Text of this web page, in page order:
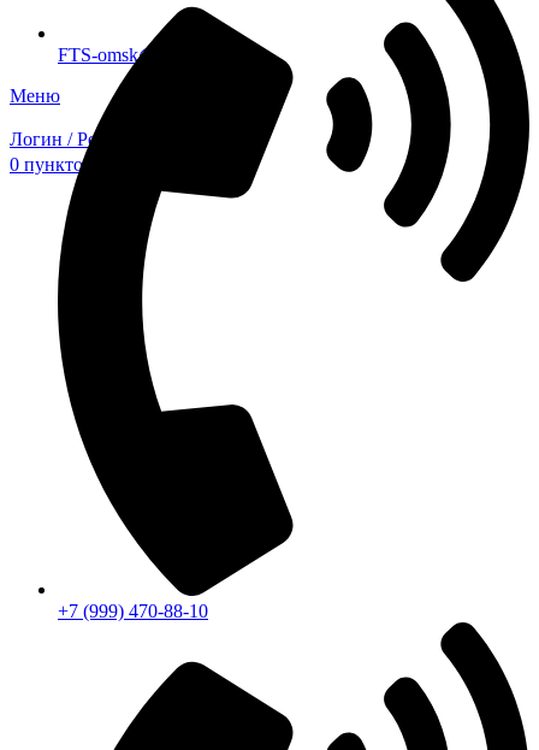
FTS-omsk@mail.ru
Меню
Логин / Регистрация
0 пунктов
+7 (999) 470-88-10